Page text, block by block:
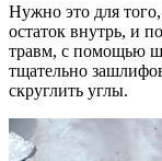
Нужно это для
остаток внутрь, и
травм, с помощью
тщательно
скруглить углы.